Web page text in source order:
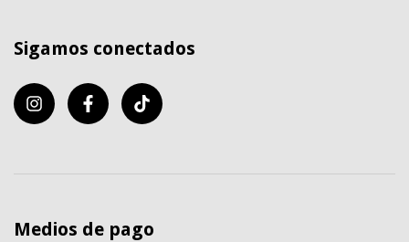
Sigamos conectados
Medios de pago